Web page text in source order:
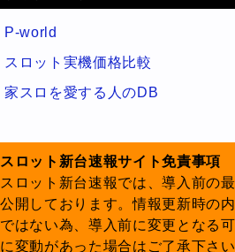
P-world
スロット実機価格比較
家スロを愛する人のDB
スロット新台速報サイト免責事項
スロット新台速報では、導入前の
公開しております。情報更新時の
ではない為、導入前に変更となる
に変動があった場合はご了承下さい